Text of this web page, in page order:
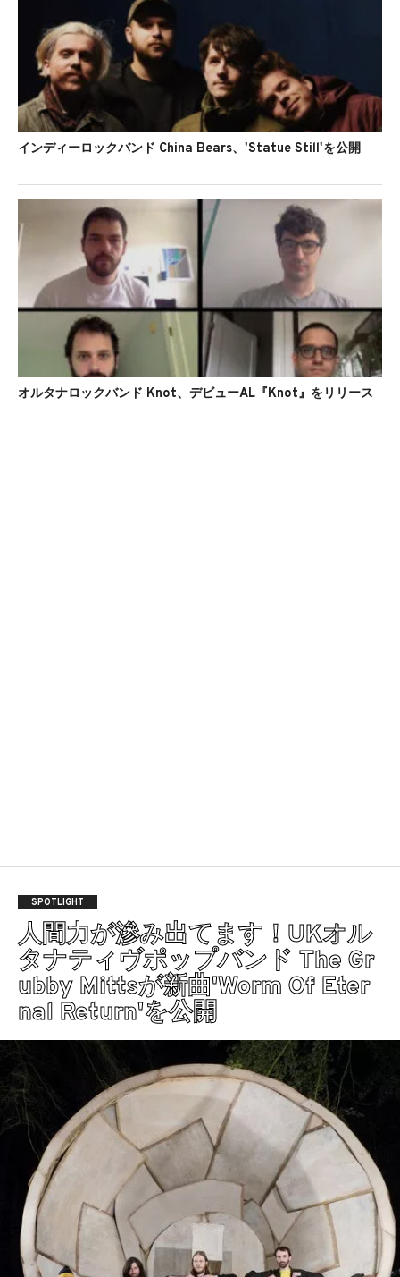
インディーロックバンド China Bears、'Statue Still'を公開
オルタナロックバンド Knot、デビューAL『Knot』をリリース
SPOTLIGHT
人間力が滲み出てます！UKオル
タナティヴポップバンド The Gr
ubby Mittsが新曲'Worm Of Eter
nal Return'を公開